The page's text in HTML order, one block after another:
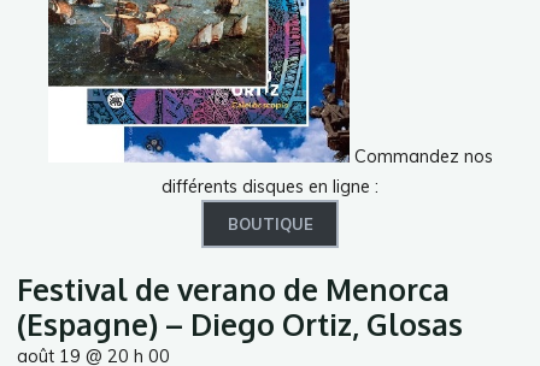
Commandez nos
différents disques en ligne :
BOUTIQUE
Festival de verano de Menorca
(Espagne) – Diego Ortiz, Glosas
août 19 @ 20 h 00